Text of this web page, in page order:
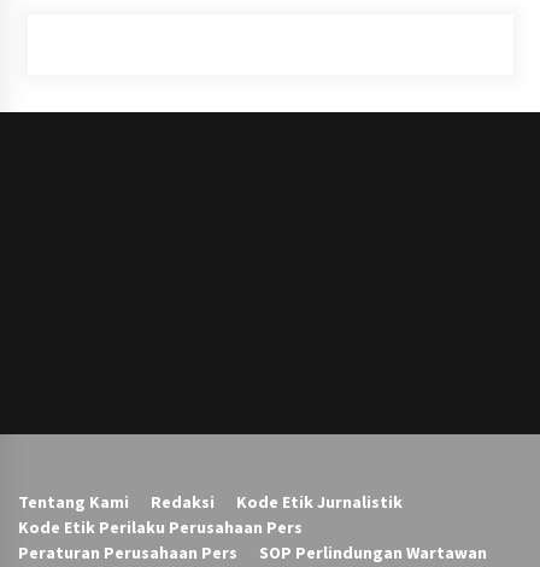
Tentang Kami Redaksi
Kode Etik Jurnalistik
Kode Etik Perilaku Perusahaan Pers
Peraturan Perusahaan Pers
SOP Perlindungan Wartawan